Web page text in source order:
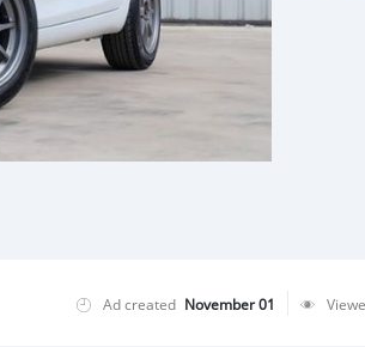
Ad created November 01